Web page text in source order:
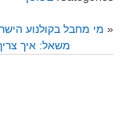
« מי מחבל בקולנוע
משאל: איך